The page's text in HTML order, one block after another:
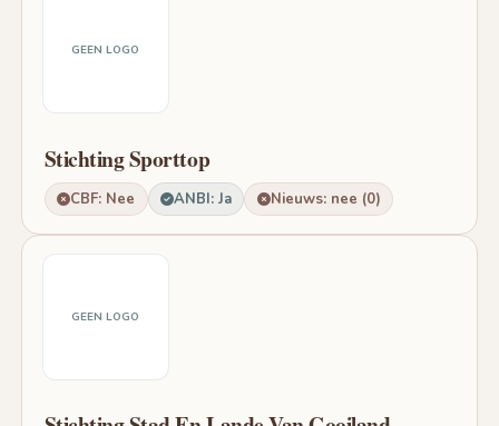
GEEN LOGO
Stichting Sporttop
CBF: Nee ANBI: Ja Nieuws: nee (0)
GEEN LOGO